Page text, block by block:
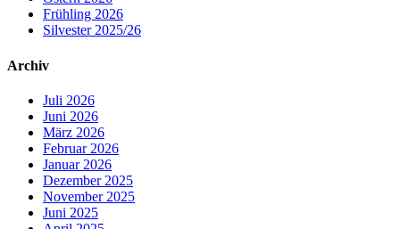
Frühling 2026
Silvester 2025/26
Archiv
Juli 2026
Juni 2026
März 2026
Februar 2026
Januar 2026
Dezember 2025
November 2025
Juni 2025